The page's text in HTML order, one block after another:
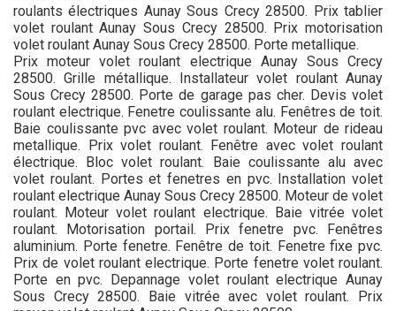
roulants électriques Aunay Sous Crecy 28500. Prix tablier
volet roulant Aunay Sous Crecy 28500. Prix motorisation
volet roulant Aunay Sous Crecy 28500. Porte metallique.
Prix moteur volet roulant electrique Aunay Sous Crecy
28500. Grille métallique. Installateur volet roulant Aunay
Sous Crecy 28500. Porte de garage pas cher. Devis volet
roulant electrique. Fenetre coulissante alu. Fenêtres de toit.
Baie coulissante pvc avec volet roulant. Moteur de rideau
metallique. Prix volet roulant. Fenêtre avec volet roulant
électrique. Bloc volet roulant. Baie coulissante alu avec
volet roulant. Portes et fenetres en pvc. Installation volet
roulant electrique Aunay Sous Crecy 28500. Moteur de volet
roulant. Moteur volet roulant electrique. Baie vitrée volet
roulant. Motorisation portail. Prix fenetre pvc. Fenêtres
aluminium. Porte fenetre. Fenêtre de toit. Fenetre fixe pvc.
Prix de volet roulant electrique. Porte fenetre volet roulant.
Porte en pvc. Depannage volet roulant electrique Aunay
Sous Crecy 28500. Baie vitrée avec volet roulant. Prix